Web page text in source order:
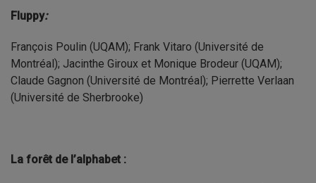
Fluppy:
François Poulin (UQAM); Frank Vitaro (Université de
Montréal); Jacinthe Giroux et Monique Brodeur (UQAM);
Claude Gagnon (Université de Montréal); Pierrette Verlaan
(Université de Sherbrooke)
La forêt de l’alphabet :